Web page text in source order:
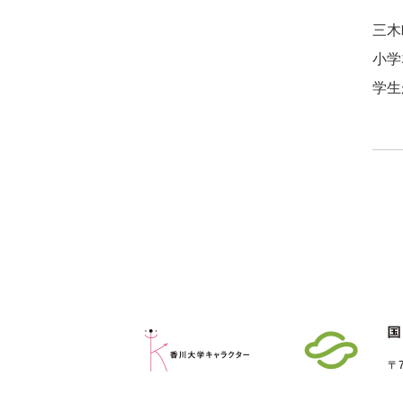
三
小
学
〒